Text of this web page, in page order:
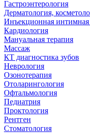
Гастроэнтерология
Дерматология,
Инъекционная интимная
Кардиология
Мануальная терапия
Массаж
КТ диагностика зубов
Неврология
Озонотерапия
Отоларингология
Офтальмология
Педиатрия
Проктология
Рентген
Стоматология